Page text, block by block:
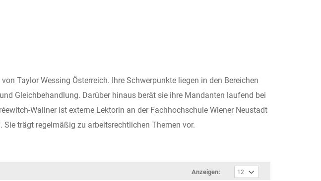
Taylor Wessing Österreich. Ihre Schwerpunkte liegen in den Bereichen
Gleichbehandlung. Darüber hinaus berät sie ihre Mandanten laufend bei
Wallner ist externe Lektorin an der Fachhochschule Wiener Neustadt
trägt regelmäßig zu arbeitsrechtlichen Themen vor.
Anzeigen: